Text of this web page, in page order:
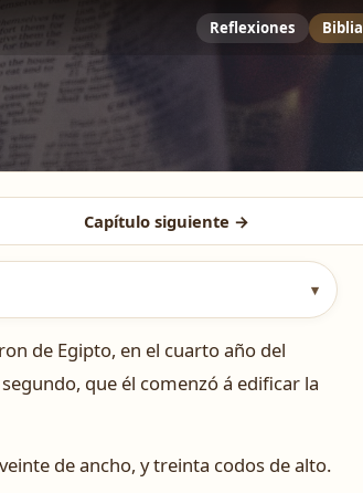
Reflexiones Biblia
Capítulo siguiente →
▾
de Egipto, en el cuarto año del
que él comenzó á edificar la
de ancho, y treinta codos de alto.